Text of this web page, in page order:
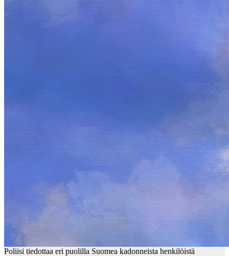
Poliisi tiedottaa eri puolilla Suomea kadonneista henkilöistä